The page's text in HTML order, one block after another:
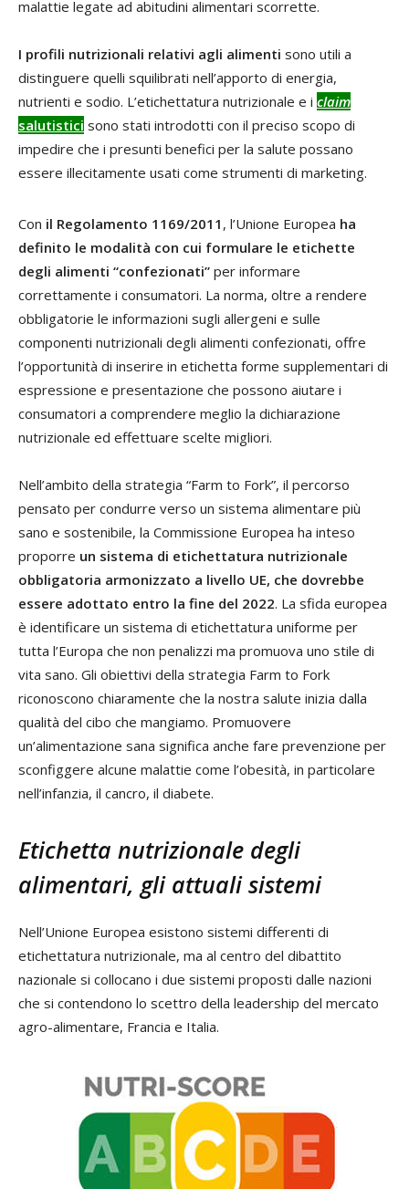
malattie legate ad abitudini alimentari scorrette.
I profili nutrizionali relativi agli alimenti sono utili a
distinguere quelli squilibrati nell’apporto di energia,
nutrienti e sodio. L’etichettatura nutrizionale e i claim
salutistici sono stati introdotti con il preciso scopo di
impedire che i presunti benefici per la salute possano
essere illecitamente usati come strumenti di marketing.
Con il Regolamento 1169/2011 , l’Unione Europea ha
definito le modalità con cui formulare le etichette
degli alimenti “confezionati” per informare
correttamente i consumatori. La norma, oltre a rendere
obbligatorie le informazioni sugli allergeni e sulle
componenti nutrizionali degli alimenti confezionati, offre
l’opportunità di inserire in etichetta forme supplementari di
espressione e presentazione che possono aiutare i
consumatori a comprendere meglio la dichiarazione
nutrizionale ed effettuare scelte migliori.
Nell’ambito della strategia “Farm to Fork”, il percorso
pensato per condurre verso un sistema alimentare più
sano e sostenibile, la Commissione Europea ha inteso
proporre un sistema di etichettatura nutrizionale
obbligatoria armonizzato a livello UE, che dovrebbe
essere adottato entro la fine del 2022. La sfida europea
è identificare un sistema di etichettatura uniforme per
tutta l’Europa che non penalizzi ma promuova uno stile di
vita sano. Gli obiettivi della strategia Farm to Fork
riconoscono chiaramente che la nostra salute inizia dalla
qualità del cibo che mangiamo. Promuovere
un’alimentazione sana significa anche fare prevenzione per
sconfiggere alcune malattie come l’obesità, in particolare
nell’infanzia, il cancro, il diabete.
Etichetta nutrizionale degli
alimentari, gli attuali sistemi
Nell’Unione Europea esistono sistemi differenti di
etichettatura nutrizionale, ma al centro del dibattito
nazionale si collocano i due sistemi proposti dalle nazioni
che si contendono lo scettro della leadership del mercato
agro-alimentare, Francia e Italia.